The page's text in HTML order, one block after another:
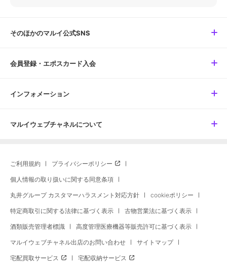
そのほかのマルイ公式SNS
会員登録・エポスカード入会
インフォメーション
マルイウェブチャネルについて
ご利用規約 プライバシーポリシー
個人情報の取り扱いに関する同意条項
丸井グループ カスタマーハラスメント対応方針 cookieポリシー
特定商取引に関する法律に基づく表示 古物営業法に基づく表示
酒類販売管理者標識 高度管理医療機器等販売許可に基づく表示
マルイウェブチャネル出店のお問い合わせ サイトマップ
宅配買取サービス 宅配収納サービス